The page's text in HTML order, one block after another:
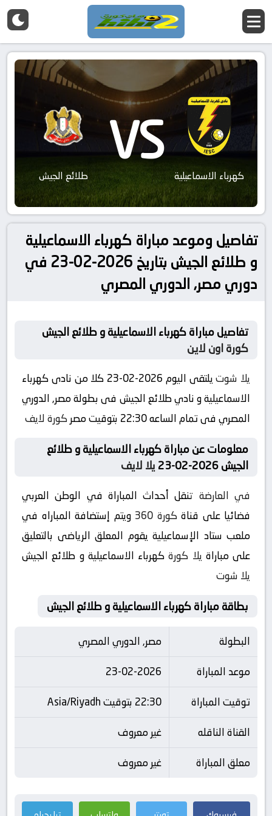
كهرباء الاسماعيلية VS طلائع الجيش
تفاصيل وموعد مباراة كهرباء الاسماعيلية
و طلائع الجيش بتاريخ 2026-02-23 في
دوري مصر, الدوري المصري
تفاصيل مباراة كهرباء الاسماعيلية و طلائع الجيش
كورة اون لاين
يلا شوت
يلتقى اليوم 2026-02-23 كلا من نادى كهرباء
الاسماعيلية و نادي طلائع الجيش فى بطولة مصر, الدوري
المصري فى تمام الساعه 22:30 بتوقيت مصر
كورة لايف
معلومات عن مباراة كهرباء الاسماعيلية و طلائع
الجيش 2026-02-23
يلا لايف
في العارضة تنقل أحداث المباراة في الوطن العربي
فضائيا على قناةكورة 360
ويتم إستضافة المباراه في
ملعب ستاد الإسماعيلية يقوم المعلق الرياضى بالتعليق
على مباراة يلا كورةكهرباء الاسماعيلية و طلائع الجيش
يلا شوت
بطاقة مباراة كهرباء الاسماعيلية و طلائع الجيش
البطولة
مصر, الدوري المصري
موعد المباراة
23-02-2026
توقيت المباراة
22:30 بتوقيت Asia/Riyadh
القناة الناقله
غير معروف
معلق المباراة
غير معروف